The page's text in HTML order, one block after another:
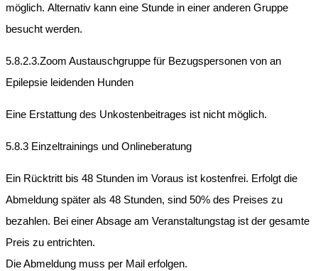
möglich. Alternativ kann eine Stunde in einer anderen Gruppe
besucht werden.
5.8.2.3.Zoom Austauschgruppe für Bezugspersonen von an
Epilepsie leidenden Hunden
Eine Erstattung des Unkostenbeitrages ist nicht möglich.
5.8.3 Einzeltrainings und Onlineberatung
Ein Rücktritt bis 48 Stunden im Voraus ist kostenfrei. Erfolgt die
Abmeldung später als 48 Stunden, sind 50% des Preises zu
bezahlen. Bei einer Absage am Veranstaltungstag ist der gesamte
Preis zu entrichten.
Die Abmeldung muss per Mail erfolgen.